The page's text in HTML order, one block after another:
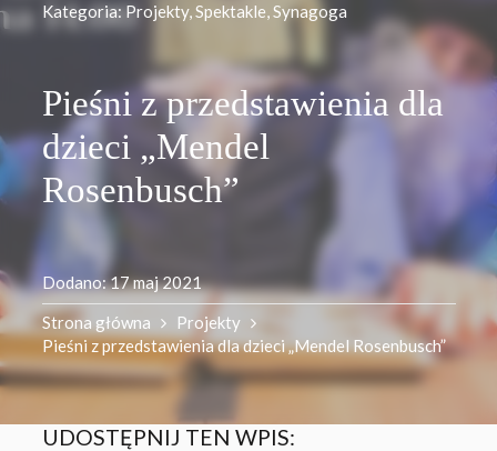
Kategoria:Projekty,Spektakle,Synagoga
Pieśni z przedstawienia dla
dzieci „Mendel
Rosenbusch”
Dodano:17 maj 2021
Strona główna
Projekty
Pieśni z przedstawienia dla dzieci „Mendel Rosenbusch”
UDOSTĘPNIJ TEN WPIS: